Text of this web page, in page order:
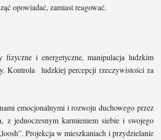
opowiadać, zamiast reagować.
i energetyczne, manipulacja ludzkim
Kontrola
ludzkiej percepcji rzeczywistości za
emocjonalnymi i rozwoju duchowego przez
z jednoczesnym karmieniem siebie i swojego
Projekcja w mieszkaniach i przydzielanie